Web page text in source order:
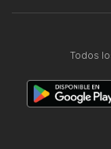
Todos